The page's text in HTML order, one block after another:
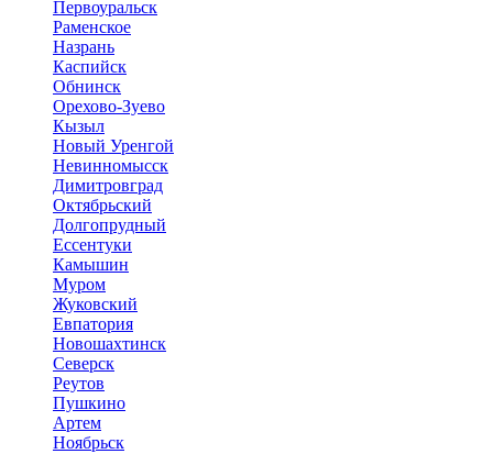
Первоуральск
Раменское
Назрань
Каспийск
Обнинск
Орехово-Зуево
Кызыл
Новый Уренгой
Невинномысск
Димитровград
Октябрьский
Долгопрудный
Ессентуки
Камышин
Муром
Жуковский
Евпатория
Новошахтинск
Северск
Реутов
Пушкино
Артем
Ноябрьск